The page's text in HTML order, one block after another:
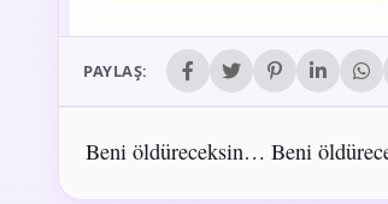
PAYLAŞ:
Beni öldüreceksin… Beni